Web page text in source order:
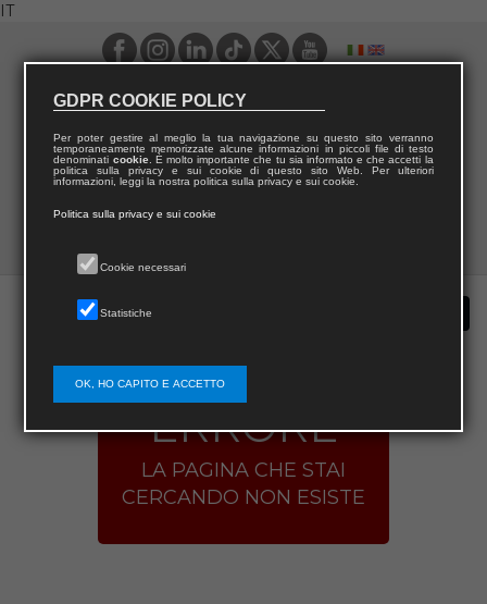
IT
ERRORE
LA PAGINA CHE STAI
CERCANDO NON ESISTE
GDPR COOKIE POLICY
Per poter gestire al meglio la tua navigazione su questo sito verranno
temporaneamente memorizzate alcune informazioni in piccoli file di testo
denominati cookie. È molto importante che tu sia informato e che accetti la
politica sulla privacy e sui cookie di questo sito Web. Per ulteriori
informazioni, leggi la nostra politica sulla privacy e sui cookie.
Politica sulla privacy e sui cookie
Cookie necessari
Statistiche
OK, HO CAPITO E ACCETTO